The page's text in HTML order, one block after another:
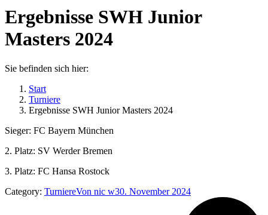
Ergebnisse SWH Junior
Masters 2024
Sie befinden sich hier:
Start
Turniere
Ergebnisse SWH Junior Masters 2024
Sieger: FC Bayern München
2. Platz: SV Werder Bremen
3. Platz: FC Hansa Rostock
Category: TurniereVon nic w30. November 2024